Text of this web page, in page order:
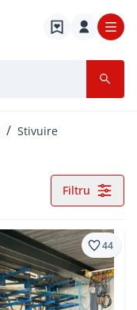
Stivuire
Filtru
44